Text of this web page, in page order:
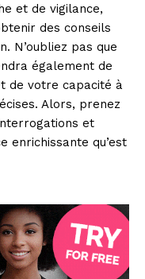
et de vigilance,
des conseils
N’oubliez pas que
également de
de votre capacité à
Alors, prenez
et
enrichissante qu’est